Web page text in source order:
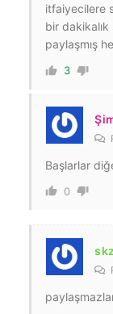
itfaiyecilere
bir
paylaşmış
3
Başlarlar
0